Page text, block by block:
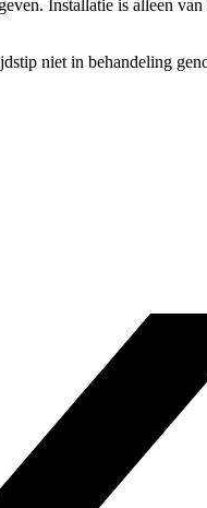
Installatie is alleen
niet in behandeling